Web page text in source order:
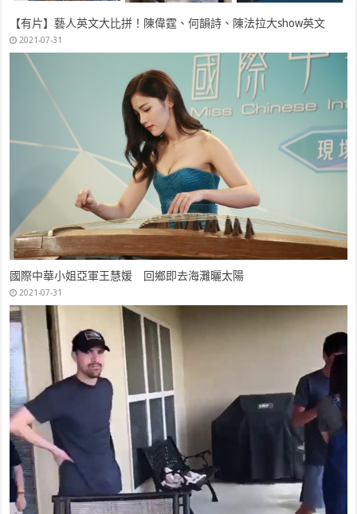
【有片】藝人英文大比拼！陳偉霆、何韻詩、陳法拉大show英文
2021-07-31
國際中華小姐亞軍王慧媛 回鄉即去海灘曬太陽
2021-07-31